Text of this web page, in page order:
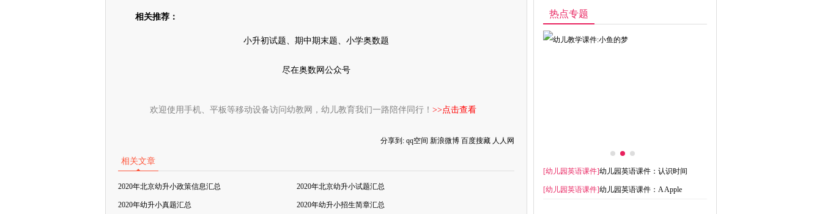
相关推荐：
小升初试题、期中期末题、小学奥数题
尽在奥数网公众号
欢迎使用手机、平板等移动设备访问幼教网，幼儿教育我们一路陪伴同行！ >>点击查看
分享到: qq空间 新浪微博 百度搜藏 人人网
相关文章
2020年北京幼升小政策信息汇总 2020年北京幼升小试题汇总
2020年幼升小真题汇总 2020年幼升小招生简章汇总
热点专题
[幼儿园英语课件]幼儿园英语课件：认识时间
[幼儿园英语课件]幼儿园英语课件：A Apple